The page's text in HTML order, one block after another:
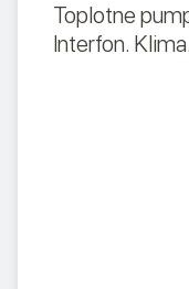
Toplotne
Interfon.